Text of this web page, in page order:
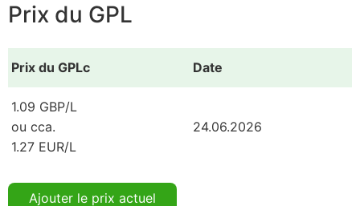
Prix du GPL
Prix du GPLc Date
1.09 GBP/L
ou cca.
1.27 EUR/L
24.06.2026
Ajouter le prix actuel